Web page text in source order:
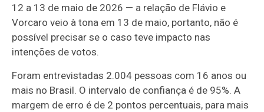
12 a 13 de maio de 2026 — a relação de Flávio e
Vorcaro veio à tona em 13 de maio, portanto, não é
possível precisar se o caso teve impacto nas
intenções de votos.
Foram entrevistadas 2.004 pessoas com 16 anos ou
mais no Brasil. O intervalo de confiança é de 95%. A
margem de erro é de 2 pontos percentuais, para mais